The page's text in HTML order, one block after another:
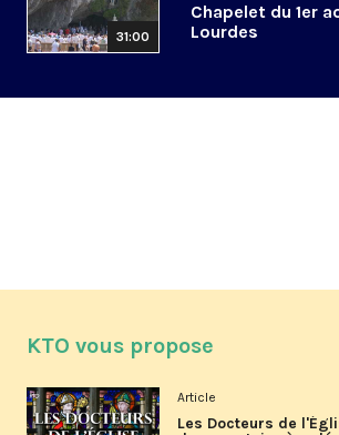
31:00
Chapelet du 1er
Lourdes
KTO vous propose
Article
Les Docteurs de